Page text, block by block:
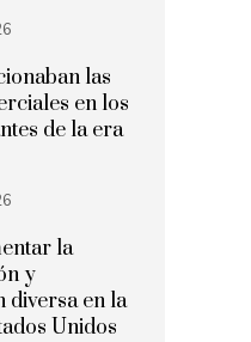
las
en los
de la era
la
y
diversa en la
Unidos